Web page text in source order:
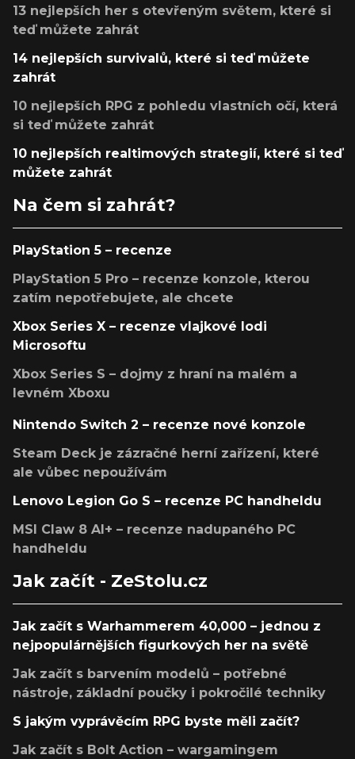
13 nejlepších her s otevřeným světem, které si
teď můžete zahrát
14 nejlepších survivalů, které si teď můžete
zahrát
10 nejlepších RPG z pohledu vlastních očí, která
si teď můžete zahrát
10 nejlepších realtimových strategií, které si teď
můžete zahrát
Na čem si zahrát?
PlayStation 5 – recenze
PlayStation 5 Pro – recenze konzole, kterou
zatím nepotřebujete, ale chcete
Xbox Series X – recenze vlajkové lodi
Microsoftu
Xbox Series S – dojmy z hraní na malém a
levném Xboxu
Nintendo Switch 2 – recenze nové konzole
Steam Deck je zázračné herní zařízení, které
ale vůbec nepoužívám
Lenovo Legion Go S – recenze PC handheldu
MSI Claw 8 AI+ – recenze nadupaného PC
handheldu
Jak začít - ZeStolu.cz
Jak začít s Warhammerem 40,000 – jednou z
nejpopulárnějších figurkových her na světě
Jak začít s barvením modelů – potřebné
nástroje, základní poučky i pokročilé techniky
S jakým vyprávěcím RPG byste měli začít?
Jak začít s Bolt Action – wargamingem